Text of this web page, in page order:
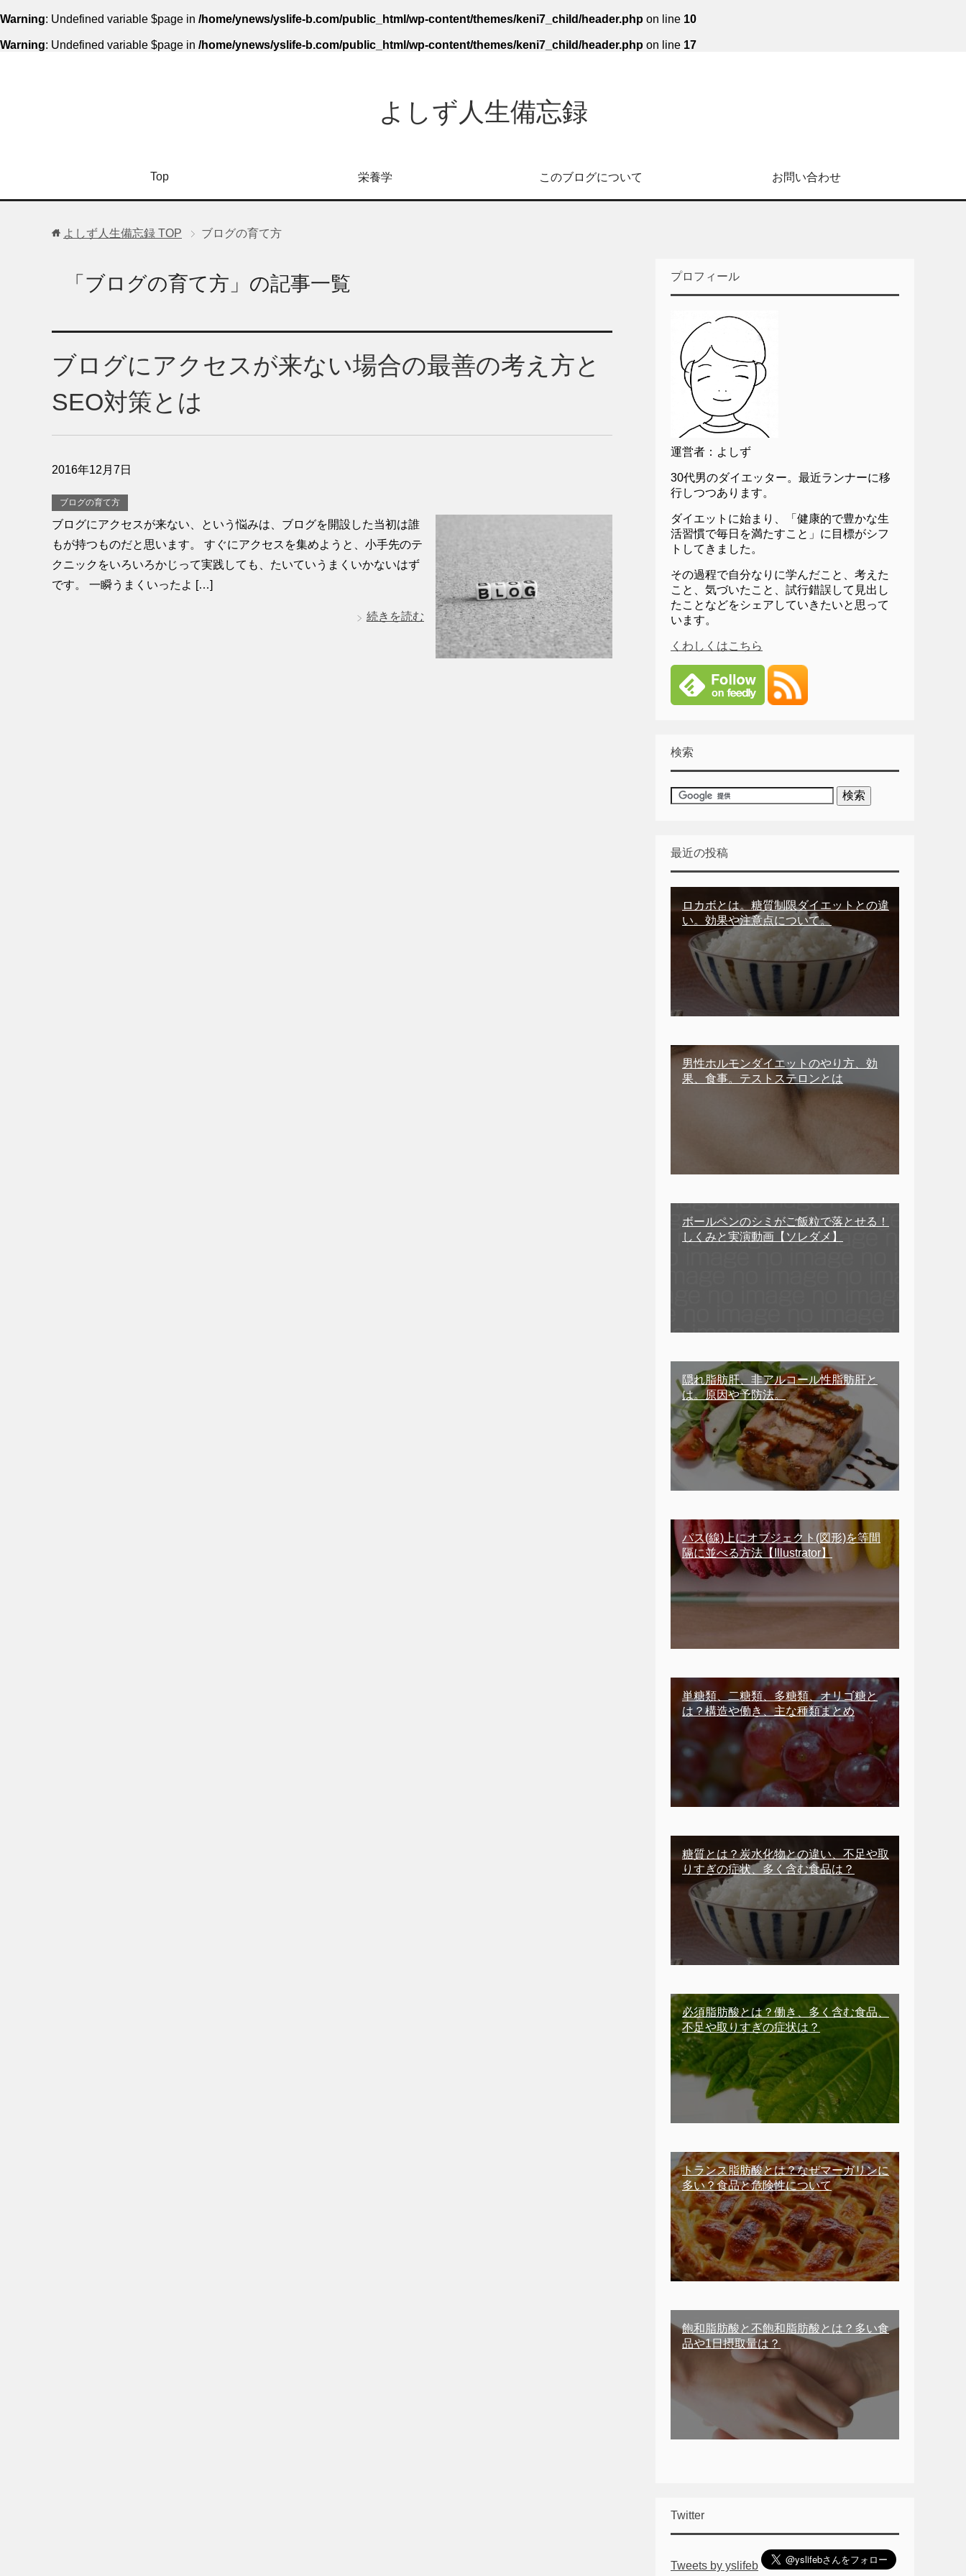
Warning: Undefined variable $page in /home/ynews/yslife-b.com/public_html/wp-content/themes/keni7_child/header.php on line 10
Warning: Undefined variable $page in /home/ynews/yslife-b.com/public_html/wp-content/themes/keni7_child/header.php on line 17
よしず人生備忘録
Top 栄養学 このブログについて お問い合わせ
よしず人生備忘録 TOP ブログの育て方
「ブログの育て方」の記事一覧
ブログにアクセスが来ない場合の最善の考え方と
SEO対策とは
2016年12月7日
ブログの育て方
ブログにアクセスが来ない、という悩みは、ブログを開設した当初は誰
もが持つものだと思います。 すぐにアクセスを集めようと、小手先のテ
クニックをいろいろかじって実践しても、たいていうまくいかないはず
です。 一瞬うまくいったよ […]
続きを読む
プロフィール
運営者：よしず
30代男のダイエッター。最近ランナーに移
行しつつあります。
ダイエットに始まり、「健康的で豊かな生
活習慣で毎日を満たすこと」に目標がシフ
トしてきました。
その過程で自分なりに学んだこと、考えた
こと、気づいたこと、試行錯誤して見出し
たことなどをシェアしていきたいと思って
います。
くわしくはこちら
検索
最近の投稿
ロカボとは。糖質制限ダイエットとの違
い。効果や注意点について。
男性ホルモンダイエットのやり方、効
果、食事。テストステロンとは
ボールペンのシミがご飯粒で落とせる！
しくみと実演動画【ソレダメ】
隠れ脂肪肝、非アルコール性脂肪肝と
は。原因や予防法。
パス(線)上にオブジェクト(図形)を等間
隔に並べる方法【Illustrator】
単糖類、二糖類、多糖類、オリゴ糖と
は？構造や働き、主な種類まとめ
糖質とは？炭水化物との違い、不足や取
りすぎの症状、多く含む食品は？
必須脂肪酸とは？働き、多く含む食品、
不足や取りすぎの症状は？
トランス脂肪酸とは？なぜマーガリンに
多い？食品と危険性について
飽和脂肪酸と不飽和脂肪酸とは？多い食
品や1日摂取量は？
Twitter
Tweets by yslifeb